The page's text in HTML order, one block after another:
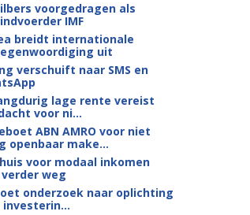
voorgedragen als
IMF
breidt internationale
uit
verschuift naar SMS en
lage rente vereist
voor ni...
ABN AMRO voor niet
openbaar make...
voor modaal inkomen
weg
onderzoek naar oplichting